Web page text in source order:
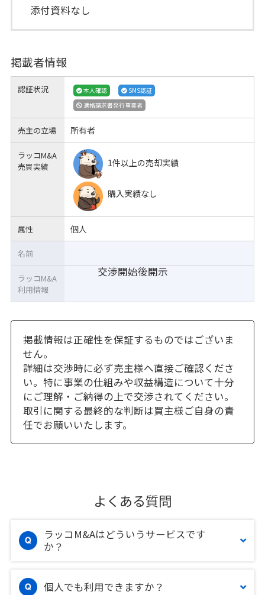
添付資料なし
掲載者情報
認証状況 本人確認
SMS認証
適格請求書発行事業者
売主の立場 所有者
ラッコM&A
売買実績
1件以上の売却実績
購入実績なし
属性 個人
交渉開始後開示
名前
ラッコM&A
利用情報
掲載情報は正確性を保証するものではございま
せん。
詳細は交渉時に必ず売主様へ直接ご確認くださ
い。特に事業の仕組みや収益構造について十分
にご理解・ご納得の上で交渉されてください。
取引に関する最終的な判断は買主様ご自身の責
任でお願いいたします。
よくある質問
ラッコM&Aはどういうサービスです
か？
個人でも利用できますか？